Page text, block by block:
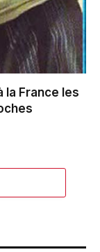
la France les